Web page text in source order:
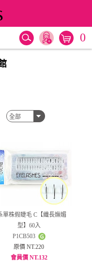
0
單株假睫毛 C【纖長嫵媚
型】60入
P1CB503
原價 NT.220
會員價 NT.132